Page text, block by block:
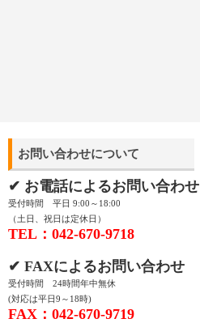
お問い合わせについて
✔ お電話によるお問い合わせ
受付時間 平日 9:00～18:00
（土日、祝日は定休日）
TEL：042-670-9718
✔ FAXによるお問い合わせ
受付時間 24時間年中無休
(対応は平日9～18時)
FAX：042-670-9719